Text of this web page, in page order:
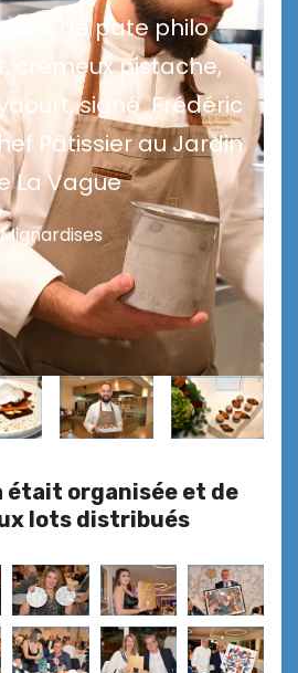
de pate philo
crémeux pistache,
signé Frédéric
Pâtissier au Jardin
La Vague
Mignardises
était organisée et de
lots distribués